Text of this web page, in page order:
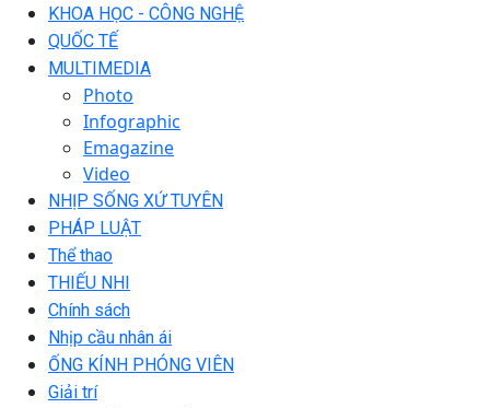
KHOA HỌC - CÔNG NGHỆ
QUỐC TẾ
MULTIMEDIA
Photo
Infographic
Emagazine
Video
NHỊP SỐNG XỨ TUYÊN
PHÁP LUẬT
Thể thao
THIẾU NHI
Chính sách
Nhịp cầu nhân ái
ỐNG KÍNH PHÓNG VIÊN
Giải trí